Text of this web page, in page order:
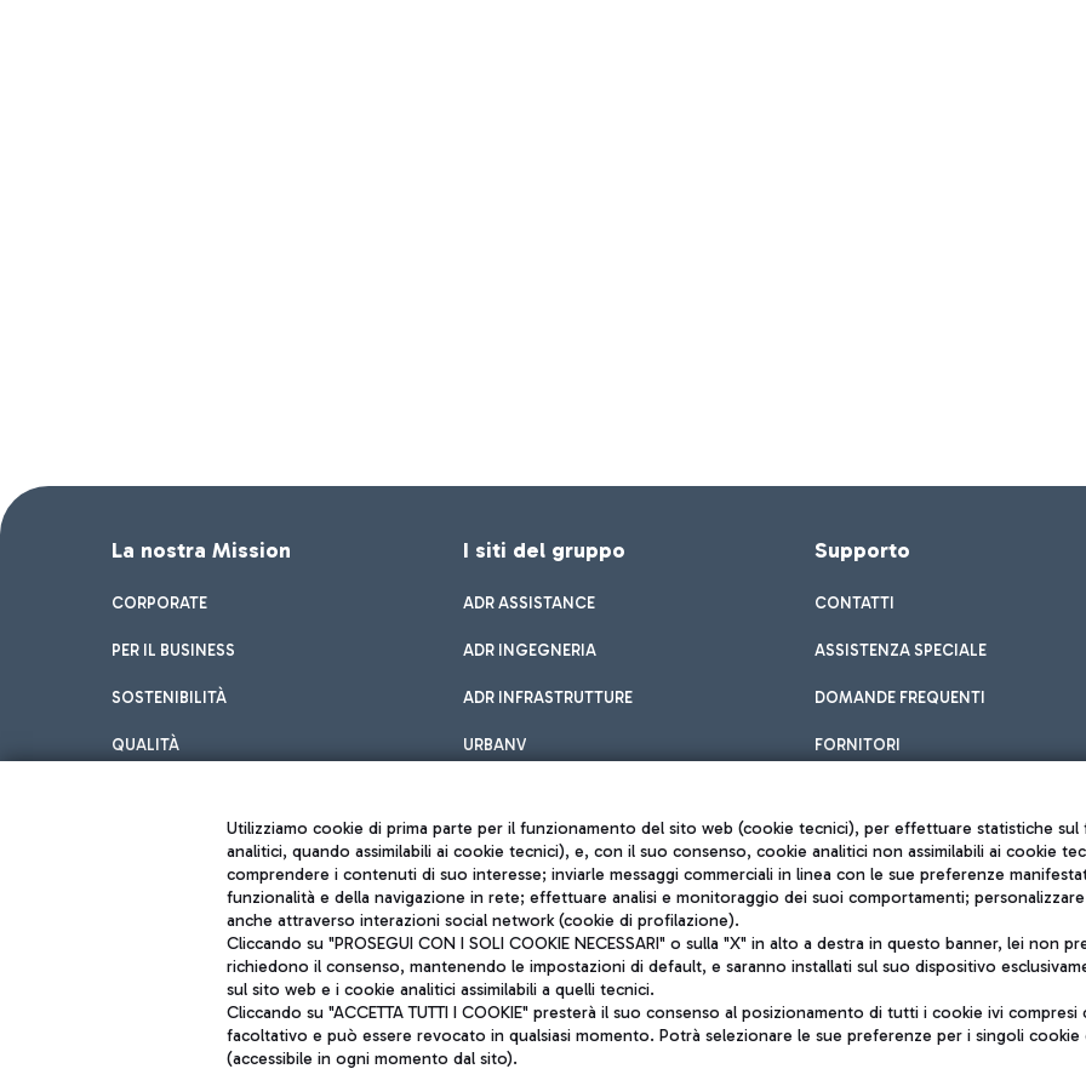
La nostra Mission
CORPORATE
PER IL BUSINESS
SOSTENIBILITÀ
QUALITÀ
I siti del gruppo
ADR ASSISTANCE
ADR INGEGNERIA
ADR INFRASTRUTTURE
URBANV
Supporto
CONTATTI
ASSISTENZA SPECIALE
DOMANDE FREQUENTI
FORNITORI
Aeroporti di Roma S.p.A. - Società soggetta a direzione e coordinamento di Mundys S.p.A.
Codice fiscale e Registro delle Imprese di Roma 13032990155 P. IVA 06572251004
Capitale sociale 62.224.743,00 int. vers.
Sede legale: Via Pier Paolo Racchetti 1 - 00054 Fiumicino (RM) telefono +39 06 65951
Note legali
Mappa sito
Accessibilità
QUALITÀ
Utilizziamo cookie di prima parte per il funzionamento del sito web (cookie tecnici), per effettuare statistiche
analitici, quando assimilabili ai cookie tecnici), e, con il suo consenso, cookie analitici non assimilabili ai cookie
comprendere i contenuti di suo interesse; inviarle messaggi commerciali in linea con le sue preferenze
funzionalità e della navigazione in rete; effettuare analisi e monitoraggio dei suoi comportamenti;
anche attraverso interazioni social network (cookie di profilazione).
Cliccando su "PROSEGUI CON I SOLI COOKIE NECESSARI" o sulla "X" in alto a destra in questo banner, lei non
richiedono il consenso, mantenendo le impostazioni di default, e saranno installati sul suo dispositivo
sul sito web e i cookie analitici assimilabili a quelli tecnici.
Cliccando su "ACCETTA TUTTI I COOKIE" presterà il suo consenso al posizionamento di tutti i cookie ivi
facoltativo e può essere revocato in qualsiasi momento. Potrà selezionare le sue preferenze per i singoli cookie
(accessibile in ogni momento dal sito).